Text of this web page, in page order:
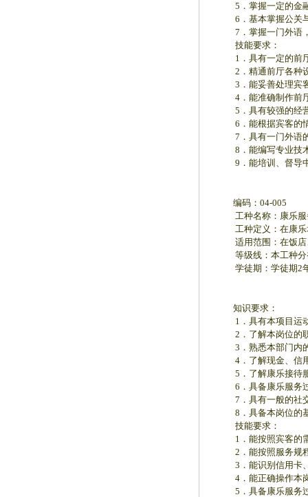
5．掌握一定的金
6．基本掌握公关与
7．掌握一门外语，
技能要求：
1．具有一定的前厅
2．精通前厅各种设
3．能妥善处理宾客
4．能准确制作前
5．具有较强的经营
6．能根据宾客的情
7．具有一门外语的
8．能编写专业技
9．能培训、督导中
编码：04-005
工种名称：康乐服
工种定义：在康乐
适用范围：在饭店、
等级线：本工种分
学徒期：学徒期2年
知识要求：
1．具有本项目运动
2．了解本岗位的职
3．熟悉本部门内的
4．了解现金、信用
5．了解康乐接待服
6．具备康乐服务过
7．具有一般的社交
8．具备本岗位的基
技能要求：
1．能按照宾客的需
2．能按照服务规程
3．能识别信用卡、
4．能正确操作本岗
5．具备康乐服务过